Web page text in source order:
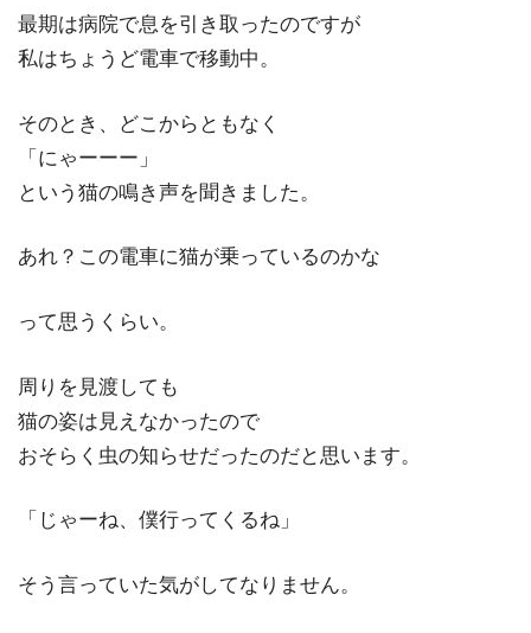
最期は病院で息を引き取ったのですが
私はちょうど電車で移動中。
そのとき、どこからともなく
「にゃーーー」
という猫の鳴き声を聞きました。
あれ？この電車に猫が乗っているのかな
って思うくらい。
周りを見渡しても
猫の姿は見えなかったので
おそらく虫の知らせだったのだと思います。
「じゃーね、僕行ってくるね」
そう言っていた気がしてなりません。